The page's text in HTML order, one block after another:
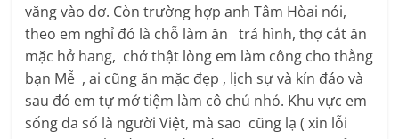
văng vào dơ. Còn trường hợp anh Tâm Hòai nói,
theo em nghỉ đó là chỗ làm ăn trá hình, thợ cắt ăn
mặc hở hang, chớ thật lòng em làm công cho thằng
bạn Mễ , ai cũng ăn mặc đẹp , lịch sự và kín đáo và
sau đó em tự mở tiệm làm cô chủ nhỏ. Khu vực em
sống đa số là người Việt, mà sao cũng lạ ( xin lỗi